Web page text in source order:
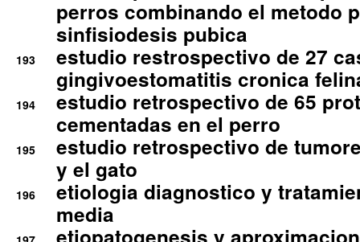
perros combinando el metodo
sinfisiodesis pubica
193
estudio restrospectivo de 27
gingivoestomatitis cronica
194
estudio retrospectivo de 65
cementadas en el perro
195
estudio retrospectivo de
y el gato
196
etiologia diagnostico y
media
etiopatogenesis y